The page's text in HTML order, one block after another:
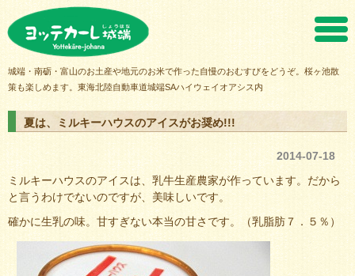
城端・南砺・富山のお土産や地元のお米で作った自慢のおむすびをどうぞ。桜ヶ池散
策も楽しめます。東海北陸自動車道城端SAハイウェイオアシス内
夏は、ミルキーハウスのアイスがお奨め!!!
2014-07-18
ミルキーハウスのアイスは、乳牛生産農家が作っています。だから
と言うわけでないのですが、美味しいです。
確かに生乳の味。甘すぎない本当の甘さです。（乳脂肪７．５％）